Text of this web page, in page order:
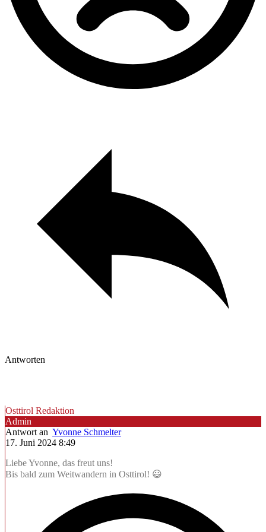
Antworten
Osttirol Redaktion
Admin
Antwort an Yvonne Schmelter
17. Juni 2024 8:49
Liebe Yvonne, das freut uns!
Bis bald zum Weitwandern in Osttirol! 😃